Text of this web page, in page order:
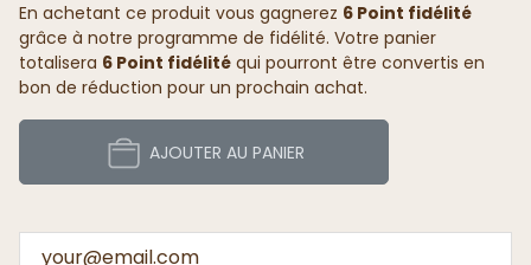
En achetant ce produit vous gagnerez 6 Point fidélité
grâce à notre programme de fidélité. Votre panier
totalisera 6 Point fidélité qui pourront être convertis en
bon de réduction pour un prochain achat.
AJOUTER AU PANIER